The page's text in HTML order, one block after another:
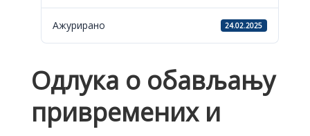
Ажурирано 24.02.2025
Одлука о обављању
привремених и